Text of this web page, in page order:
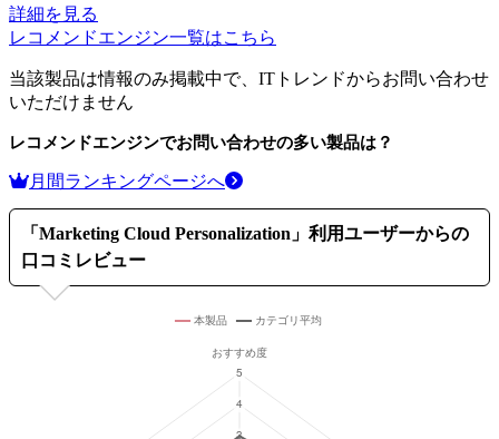
詳細を見る
レコメンドエンジン一覧はこちら
当該製品は情報のみ掲載中で、ITトレンドからお問い合わせ
いただけません
レコメンドエンジンでお問い合わせの多い製品は？
月間ランキングページへ
「 Marketing Cloud Personalization 」利用ユーザーからの
口コミレビュー